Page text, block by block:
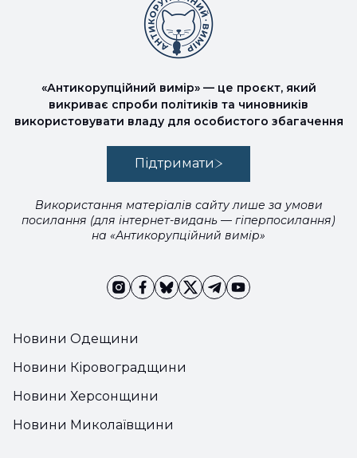
Новини Одещини
Новини Кіровоградщини
Новини Херсонщини
Новини Миколаївщини
«Антикорупційний вимір» — це проєкт, який
викриває спроби політиків та чиновників
використовувати владу для особистого збагачення
Підтримати
Використання матеріалів сайту лише за умови
посилання (для інтернет-видань — гіперпосилання)
на «Антикорупційний вимір»